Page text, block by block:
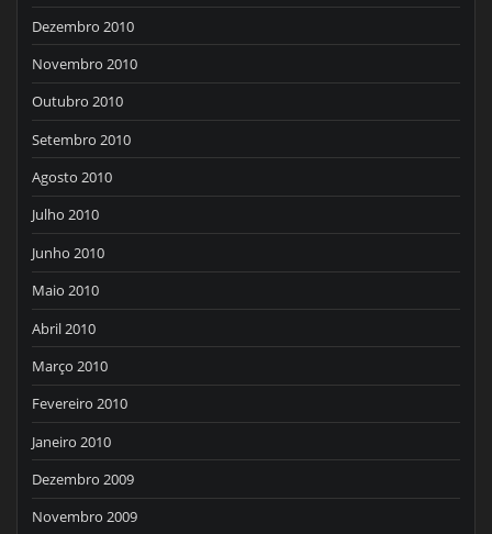
Dezembro 2010
Novembro 2010
Outubro 2010
Setembro 2010
Agosto 2010
Julho 2010
Junho 2010
Maio 2010
Abril 2010
Março 2010
Fevereiro 2010
Janeiro 2010
Dezembro 2009
Novembro 2009